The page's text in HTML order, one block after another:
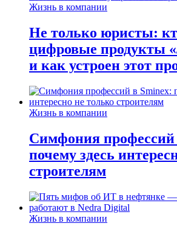
Жизнь в компании
Не только юристы:
цифровые продукты
и как устроен этот
Жизнь в компании
Симфония профессий
почему здесь
строителям
Жизнь в компании